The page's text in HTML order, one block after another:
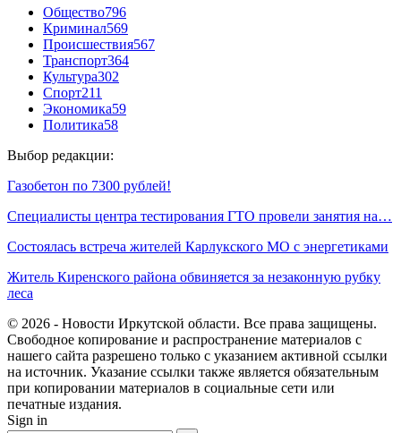
Общество796
Криминал569
Происшествия567
Транспорт364
Культура302
Спорт211
Экономика59
Политика58
Выбор редакции:
Газобетон по 7300 рублей!
Специалисты центра тестирования ГТО провели занятия на…
Состоялась встреча жителей Карлукского МО с энергетиками
Житель Киренского района обвиняется за незаконную рубку
леса
© 2026 - Новости Иркутской области. Все права защищены.
Свободное копирование и распространение материалов с
нашего сайта разрешено только с указанием активной ссылки
на источник. Указание ссылки также является обязательным
при копировании материалов в социальные сети или
печатные издания.
Sign in